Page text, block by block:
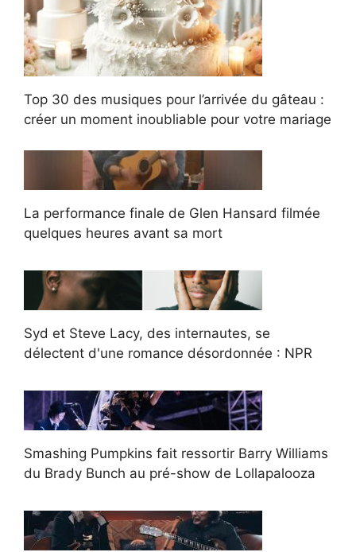
Top 30 des musiques pour l’arrivée du gâteau :
créer un moment inoubliable pour votre mariage
La performance finale de Glen Hansard filmée
quelques heures avant sa mort
Syd et Steve Lacy, des internautes, se
délectent d'une romance désordonnée : NPR
Smashing Pumpkins fait ressortir Barry Williams
du Brady Bunch au pré-show de Lollapalooza